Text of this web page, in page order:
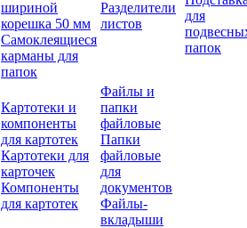
шириной
корешка 50 мм
Самоклеящиеся
карманы для
папок
Разделители
листов
для
папок
Картотеки и
компоненты
для картотек
Картотеки для
карточек
Компоненты
для картотек
Файлы и
папки
файловые
Папки
файловые
для
документов
Файлы-
вкладыши